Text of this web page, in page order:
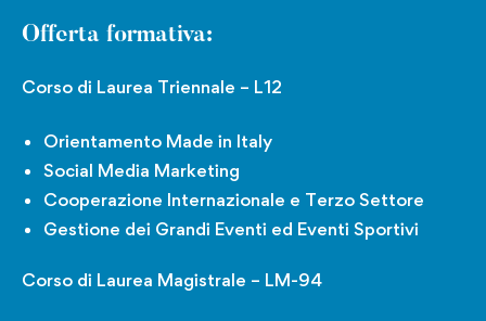
Offerta formativa:
Corso di Laurea Triennale – L12
Orientamento Made in Italy
Social Media Marketing
Cooperazione Internazionale e Terzo Settore
Gestione dei Grandi Eventi ed Eventi Sportivi
Corso di Laurea Magistrale – LM-94